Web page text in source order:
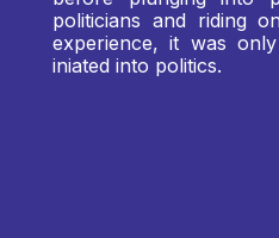
politicians and riding
experience, it was
iniated into politics.